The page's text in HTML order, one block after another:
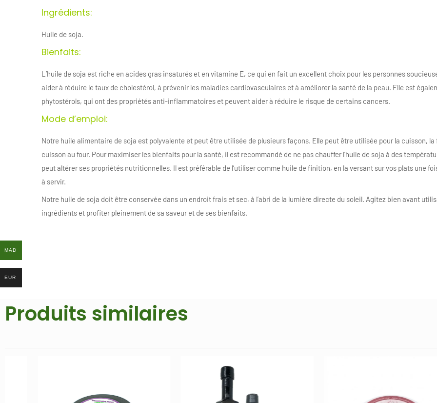
Ingrédients:
Huile de soja.
Bienfaits:
L’huile de soja est riche en acides gras insaturés et en vitamine E, ce qui en fait un excellent choix pour les personnes
aider à réduire le taux de cholestérol, à prévenir les maladies cardiovasculaires et à améliorer la santé de la peau. Elle est
phytostérols, qui ont des propriétés anti-inflammatoires et peuvent aider à réduire le risque de certains cancers.
Mode d’emploi:
Notre huile alimentaire de soja est polyvalente et peut être utilisée de plusieurs façons. Elle peut être utilisée pour la cuisson,
cuisson au four. Pour maximiser les bienfaits pour la santé, il est recommandé de ne pas chauffer l’huile de soja à des
peut altérer ses propriétés nutritionnelles. Il est préférable de l’utiliser comme huile de finition, en la versant sur vos plats une
à servir.
Notre huile de soja doit être conservée dans un endroit frais et sec, à l’abri de la lumière directe du soleil. Agitez bien avant
ingrédients et profiter pleinement de sa saveur et de ses bienfaits.
Produits similaires
MAD
EUR
MAD
EUR